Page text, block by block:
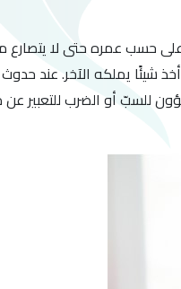
حسب عمره حتى لا يتصارع
شيئًا يملكه الآخر. عند
للسبّ أو الضرب للتعبير